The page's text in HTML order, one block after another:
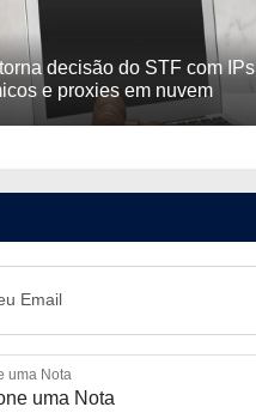
decisão do STF com IPs
e proxies em nuvem
Email
uma Nota